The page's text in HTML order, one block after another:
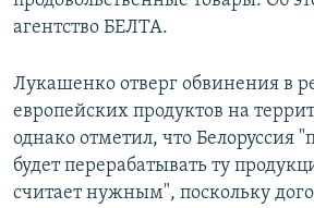
агентство БЕЛТА.
Лукашенко отверг обвинения в
европейских продуктов на
однако отметил, что Белоруссия
будет перерабатывать ту
считает нужным", поскольку